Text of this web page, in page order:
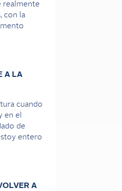
realmente
con la
A LA
cuando
en el
de
entero
A